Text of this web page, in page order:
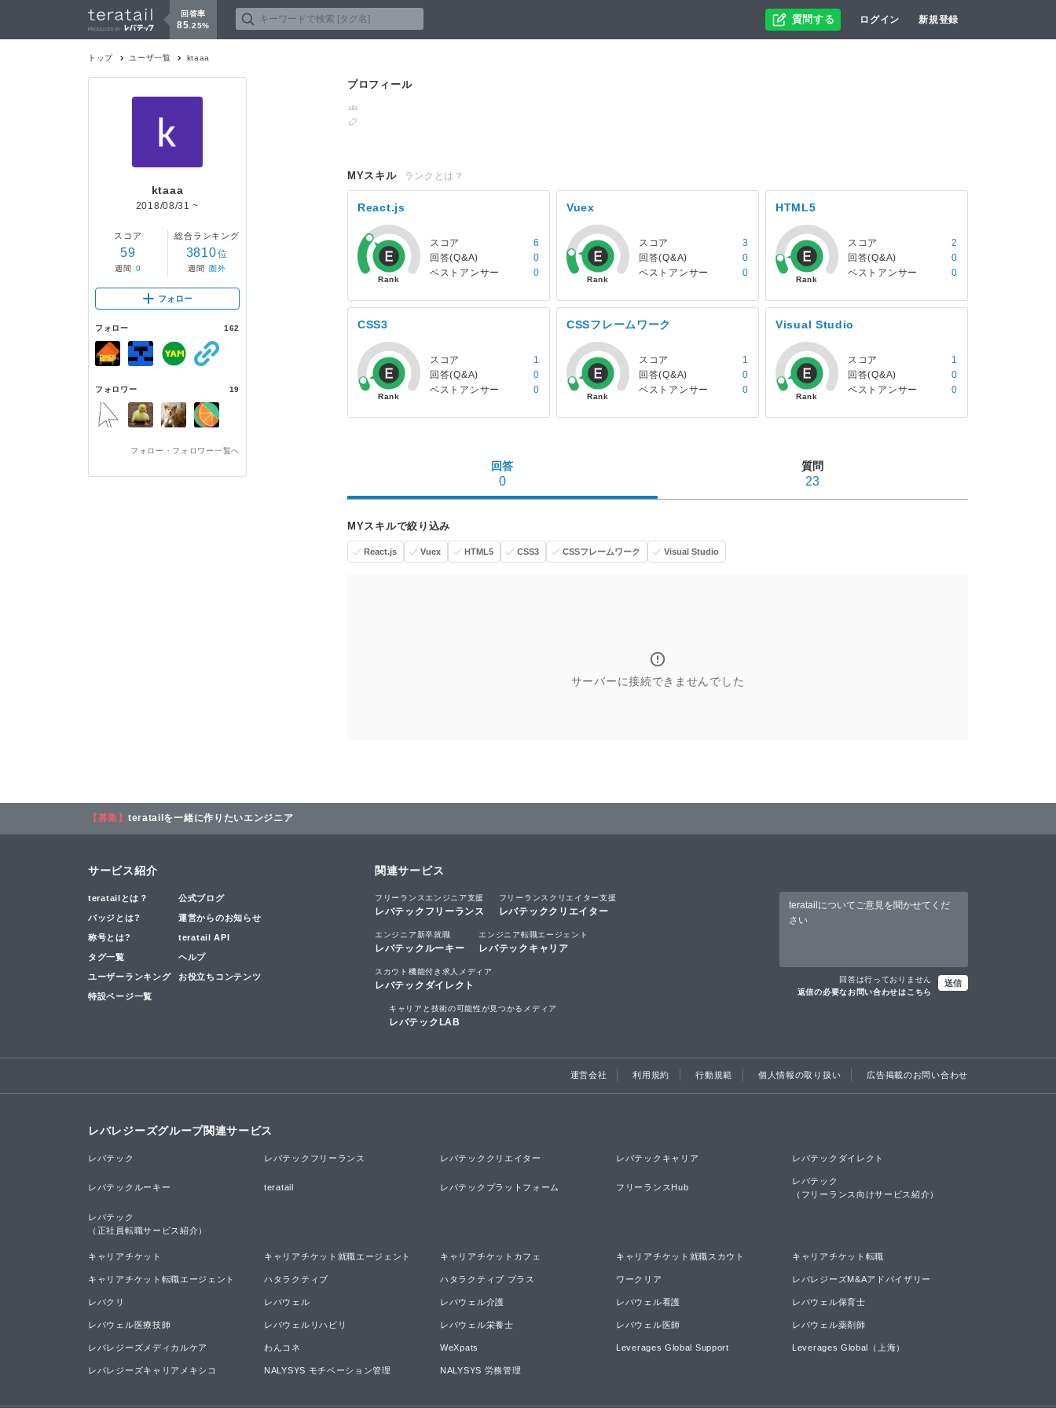
回答率
85 25% 質問する ログイン 新規登録
トップ ユーザ一覧 ktaaa
ktaaa
2018/08/31 ~
スコア
59
週間 0
総合ランキング
3810位
週間 圏外
フォロー
フォロー 162
フォロワー 19
フォロー・フォロワー一覧へ
プロフィール
MYスキル ランクとは？
React.js
スコア
6
回答(Q&A)
0
ベストアンサー
0
Vuex
スコア
3
回答(Q&A)
0
ベストアンサー
0
HTML5
スコア
2
回答(Q&A)
0
ベストアンサー
0
CSS3
スコア
1
回答(Q&A)
0
ベストアンサー
0
CSSフレームワーク
スコア
1
回答(Q&A)
0
ベストアンサー
0
Visual Studio
スコア
1
回答(Q&A)
0
ベストアンサー
0
回答
0
質問
23
MYスキルで絞り込み
React.js Vuex HTML5 CSS3 CSSフレームワーク Visual Studio
サーバーに接続できませんでした
【募集】 teratailを一緒に作りたいエンジニア
サービス紹介
teratailとは？ 公式ブログ
バッジとは? 運営からのお知らせ
称号とは? teratail API
タグ一覧 ヘルプ
ユーザーランキング お役立ちコンテンツ
特設ページ一覧
関連サービス
フリーランスエンジニア支援
レバテックフリーランス
フリーランスクリエイター支援
レバテッククリエイター
エンジニア新卒就職
レバテックルーキー
エンジニア転職エージェント
レバテックキャリア
スカウト機能付き求人メディア
レバテックダイレクト
キャリアと技術の可能性が見つかるメディア
レバテックLAB
回答は行っておりません
返信の必要なお問い合わせはこちら
送信
運営会社 利用規約 行動規範 個人情報の取り扱い 広告掲載のお問い合わせ
レバレジーズグループ関連サービス
レバテック レバテックフリーランス レバテッククリエイター レバテックキャリア レバテックダイレクト
レバテックルーキー teratail レバテックプラットフォーム フリーランスHub
レバテック
（フリーランス向けサービス紹介）
レバテック
（正社員転職サービス紹介）
キャリアチケット キャリアチケット就職エージェント キャリアチケットカフェ キャリアチケット就職スカウト キャリアチケット転職
キャリアチケット転職エージェント ハタラクティブ ハタラクティブ プラス ワークリア レバレジーズM&Aアドバイザリー
レバクリ レバウェル レバウェル介護 レバウェル看護 レバウェル保育士
レバウェル医療技師 レバウェルリハビリ レバウェル栄養士 レバウェル医師 レバウェル薬剤師
レバレジーズメディカルケア わんコネ WeXpats Leverages Global Support Leverages Global（上海）
レバレジーズキャリアメキシコ NALYSYS モチベーション管理 NALYSYS 労務管理